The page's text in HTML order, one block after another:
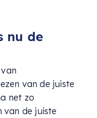
nu de
van de juiste
net zo
van de juiste